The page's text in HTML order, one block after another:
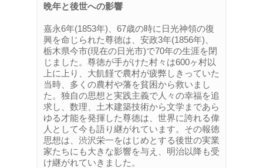
晩年と後世への影響
嘉永6年(1853年)、67歳の時に日光神領の復
興を命じられた尊徳は、安政3年(1856年)、
栃木県今市(現在の日光市)で70年の生涯を閉
じました。尊徳が手がけた村々は600ヶ村以
上に上り、大飢饉で農村が疲弊しきっていた
当時、多くの農村や藩を貧困から救いまし
た。独自の思想と実践主義で人々の幸福を追
求し、数理、土木建築技術から文学まであら
ゆる才能を発揮した尊徳は、世界に誇れる偉
人として今も語り継がれています。その報徳
思想は、渋沢栄一をはじめとする後世の実業
家たちにも大きな影響を与え、明治以降も受
け継がれていきました。